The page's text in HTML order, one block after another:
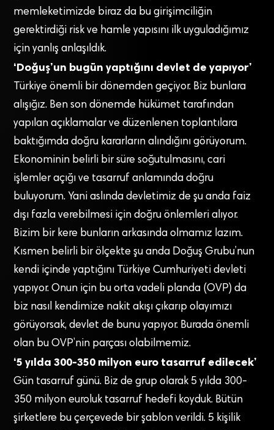
memleketimizde biraz da bu girişimciliğin
gerektirdiği risk ve hamle yapısını ilk uyguladığımız
için yanlış anlaşıldık.
‘Doğuş’un bugün yaptığını devlet de yapıyor’
Türkiye önemli bir dönemden geçiyor. Biz bunlara
alışığız. Ben son dönemde hükümet tarafından
yapılan açıklamalar ve düzenlenen toplantılara
baktığımda doğru kararların alındığını görüyorum.
Ekonominin belirli bir süre soğutulmasını, cari
işlemler açığı ve tasarruf anlamında doğru
buluyorum. Yani aslında devletimiz de şu anda faiz
dışı fazla verebilmesi için doğru önlemleri alıyor.
Bizim bir kere bunların arkasında olmamız lazım.
Kısmen belirli bir ölçekte şu anda Doğuş Grubu’nun
kendi içinde yaptığını Türkiye Cumhuriyeti devleti
yapıyor. Onun için bu orta vadeli planda (OVP) da
biz nasıl kendimize nakit akışı çıkarıp olayımızı
görüyorsak, devlet de bunu yapıyor. Burada önemli
olan bu OVP’nin parçası olabilmemiz.
‘5 yılda 300-350 milyon euro tasarruf edilecek’
Gün tasarruf günü. Biz de grup olarak 5 yılda 300-
350 milyon euroluk tasarruf hedefi koyduk. Bütün
şirketlere bu çerçevede bir şablon verildi. 5 kişilik